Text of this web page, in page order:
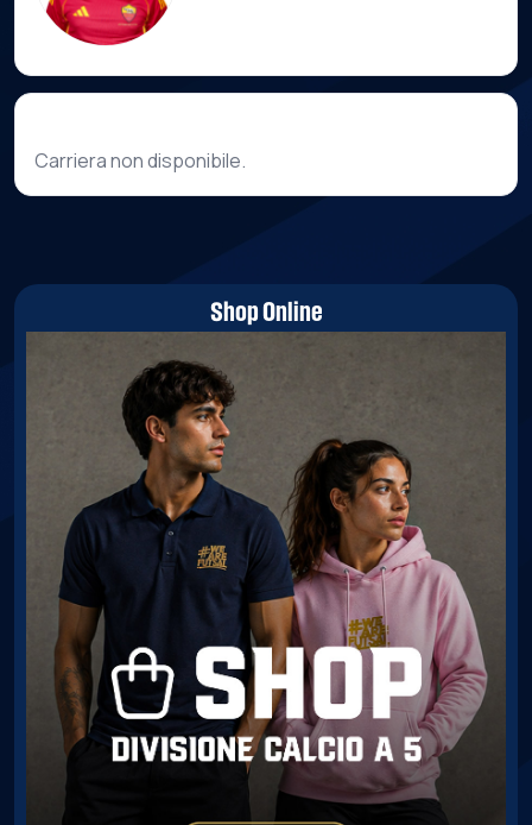
Carriera non disponibile.
Shop Online